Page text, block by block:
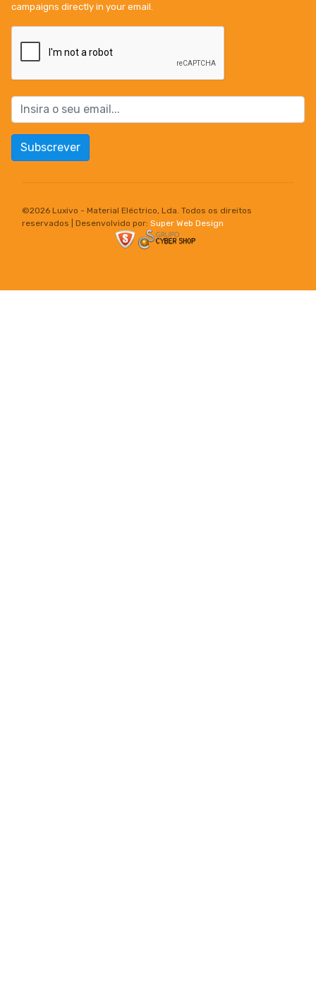
campaigns directly in your email.
Subscrever
©2026 Luxivo - Material Eléctrico, Lda. Todos os direitos
reservados | Desenvolvido por: Super Web Design